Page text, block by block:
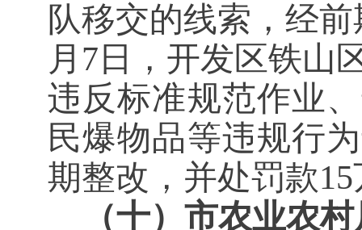
队移交的线索，经
月7日，开发区铁山
违反标准规范作业
民爆物品等违规行
期整改，并处罚款
（十）市农业农